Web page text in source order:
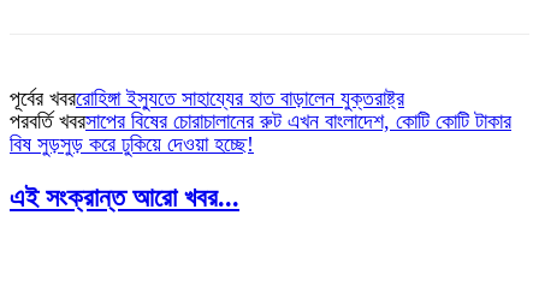
পূর্বের খবররোহিঙ্গা ইস্যুতে সাহায্যের হাত বাড়ালেন যুক্তরাষ্ট্র
পরবর্তি খবরসাপের বিষের চোরাচালানের রুট এখন বাংলাদেশ, কোটি কোটি টাকার
বিষ সুড়সুড় করে ঢুকিয়ে দেওয়া হচ্ছে!
এই সংক্রান্ত আরো খবর...